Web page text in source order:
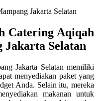
Jakarta Selatan
Catering Aqiqah
Jakarta Selatan
Jakarta Selatan memiliki
menyediakan paket yang
Anda. Selain itu, mereka
makanan untuk